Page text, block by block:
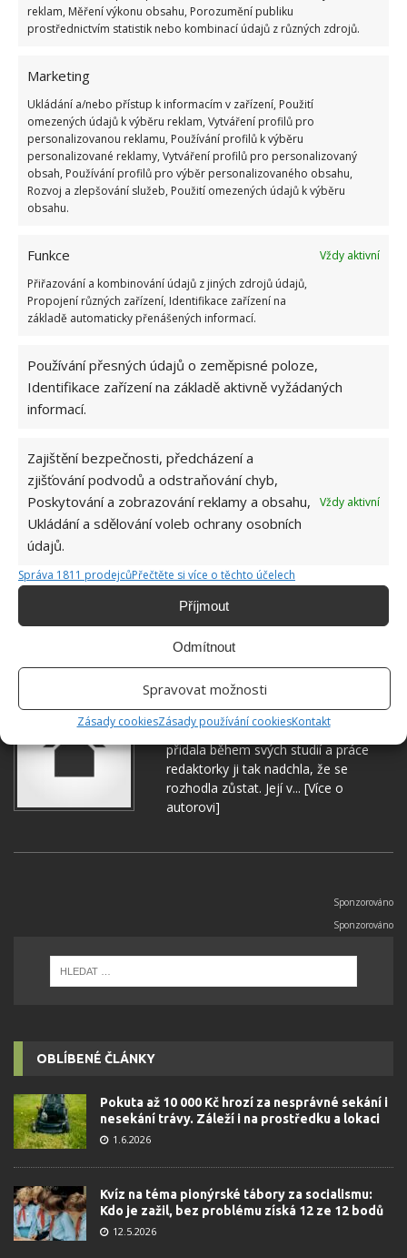
reklam, Měření výkonu obsahu, Porozumění publiku
prostřednictvím statistik nebo kombinací údajů z různých zdrojů.
Marketing
Ukládání a/nebo přístup k informacím v zařízení, Použití
omezených údajů k výběru reklam, Vytváření profilů pro
personalizovanou reklamu, Používání profilů k výběru
personalizované reklamy, Vytváření profilů pro personalizovaný
obsah, Používání profilů pro výběr personalizovaného obsahu,
Rozvoj a zlepšování služeb, Použití omezených údajů k výběru
obsahu.
Funkce
Vždy aktivní
Přiřazování a kombinování údajů z jiných zdrojů údajů,
Propojení různých zařízení, Identifikace zařízení na
základě automaticky přenášených informací.
Používání přesných údajů o zeměpisné poloze,
Identifikace zařízení na základě aktivně vyžádaných
informací.
Zajištění bezpečnosti, předcházení a
zjišťování podvodů a odstraňování chyb,
Poskytování a zobrazování reklamy a obsahu,
Ukládání a sdělování voleb ochrany osobních
údajů.
Vždy aktivní
Správa 1811 prodejcůPřečtěte si více o těchto účelech
Příjmout
Odmítnout
Spravovat možnosti
Zásady cookiesZásady používání cookiesKontakt
o tom, co vlastně lze a co naopak nelze kompostovat,
protože pro správné fungování vašeho domácího
kompostu je důležité dávat do něj jen to, co je
vhodné, tedy nejrůznější zbytky ovoce a zeleniny,
listy, slupky či natě, dále zbytky z kávy či čaje,
rozdrcené skořápky vajíček, trávu, listí a slámu,
větve, kůru či kousky dřeva a také papírové
ubrousky. Naopak byste se měli vyvarovat dávat do
kompostu zbytky masa a dalšího jídla, kosti, mléčné
melounů, tuky a oleje, potištěný papír, popel z uhlí
či exkrementy domácích mazlíčků.
Hana Musilová
Do redakce Bydlimeutulne.cz se
přidala během svých studií a práce
redaktorky ji tak nadchla, že se
rozhodla zůstat. Její v... [Více o
autorovi]
OBLÍBENÉ ČLÁNKY
Pokuta až 10 000 Kč hrozí za nesprávné sekání i
nesekání trávy. Záleží i na prostředku a lokaci
1.6.2026
Kvíz na téma pionýrské tábory za socialismu:
Kdo je zažil, bez problému získá 12 ze 12 bodů
12.5.2026